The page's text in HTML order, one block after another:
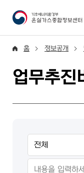
홈 정보공개
업무추진